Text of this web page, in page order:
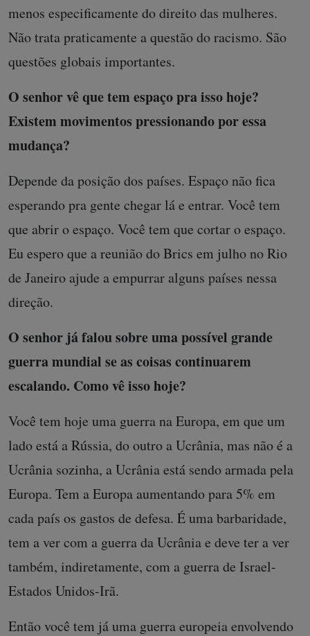
menos especificamente do direito das mulheres.
Não trata praticamente a questão do racismo. São
questões globais importantes.
O senhor vê que tem espaço pra isso hoje?
Existem movimentos pressionando por essa
mudança?
Depende da posição dos países. Espaço não fica
esperando pra gente chegar lá e entrar. Você tem
que abrir o espaço. Você tem que cortar o espaço.
Eu espero que a reunião do Brics em julho no Rio
de Janeiro ajude a empurrar alguns países nessa
direção.
O senhor já falou sobre uma possível grande
guerra mundial se as coisas continuarem
escalando. Como vê isso hoje?
Você tem hoje uma guerra na Europa, em que um
lado está a Rússia, do outro a Ucrânia, mas não é a
Ucrânia sozinha, a Ucrânia está sendo armada pela
Europa. Tem a Europa aumentando para 5% em
cada país os gastos de defesa. É uma barbaridade,
tem a ver com a guerra da Ucrânia e deve ter a ver
também, indiretamente, com a guerra de Israel-
Estados Unidos-Irã.
Então você tem já uma guerra europeia envolvendo